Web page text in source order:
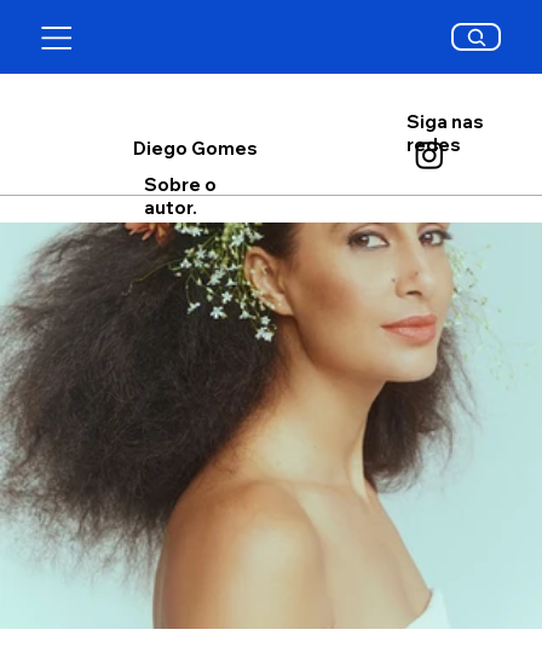
Diego Gomes
Siga nas
redes
Sobre o
autor.